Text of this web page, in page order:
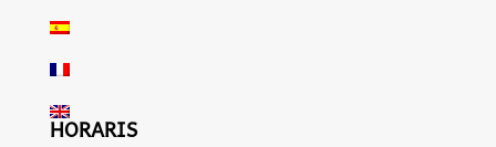
HORARIS